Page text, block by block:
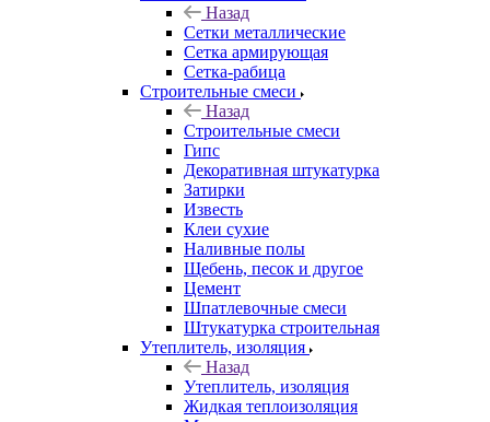
Назад
Сетки металлические
Сетка армирующая
Сетка-рабица
Строительные смеси
Назад
Строительные смеси
Гипс
Декоративная штукатурка
Затирки
Известь
Клеи сухие
Наливные полы
Щебень, песок и другое
Цемент
Шпатлевочные смеси
Штукатурка строительная
Утеплитель, изоляция
Назад
Утеплитель, изоляция
Жидкая теплоизоляция